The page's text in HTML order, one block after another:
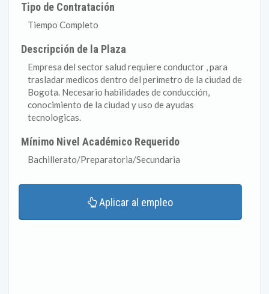
Tipo de Contratación
Tiempo Completo
Descripción de la Plaza
Empresa del sector salud requiere conductor , para
trasladar medicos dentro del perimetro de la ciudad de
Bogota. Necesario habilidades de conducción,
conocimiento de la ciudad y uso de ayudas
tecnologicas.
Mínimo Nivel Académico Requerido
Bachillerato/Preparatoria/Secundaria
Aplicar al empleo